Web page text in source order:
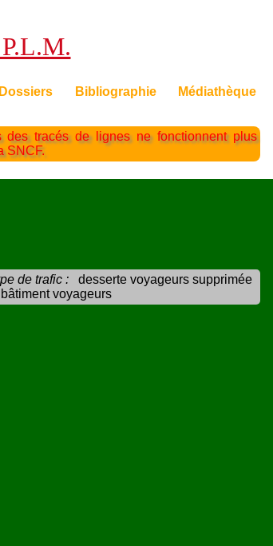
Dossiers Bibliographie Médiathèque
tracés de lignes ne fonctionnent plus
SNCF.
de trafic :
desserte voyageurs supprimée
bâtiment voyageurs